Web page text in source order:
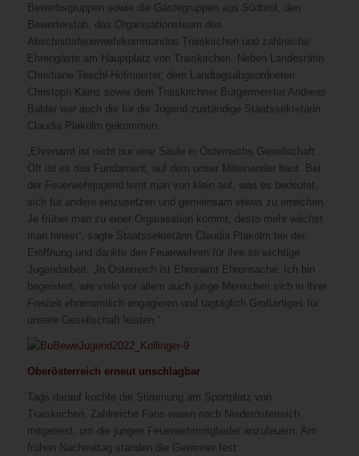
Bewerbsgruppen sowie die Gästegruppen aus Südtirol, den
Bewerterstab, das Organisationsteam des
Abschnittsfeuerwehrkommandos Traiskirchen und zahlreiche
Ehrengäste am Hauptplatz von Traiskirchen. Neben Landesrätin
Christiane Teschl-Hofmeister, dem Landtagsabgeordneten
Christoph Kainz sowie dem Traiskirchner Bürgermeister Andreas
Babler war auch die für die Jugend zuständige Staatssekretärin
Claudia Plakolm gekommen.
„Ehrenamt ist nicht nur eine Säule in Österreichs Gesellschaft.
Oft ist es das Fundament, auf dem unser Miteinander baut. Bei
der Feuerwehrjugend lernt man von klein auf, was es bedeutet,
sich für andere einzusetzen und gemeinsam etwas zu erreichen.
Je früher man zu einer Organisation kommt, desto mehr wächst
man hinein“, sagte Staatssekretärin Claudia Plakolm bei der
Eröffnung und dankte den Feuerwehren für ihre so wichtige
Jugendarbeit. „In Österreich ist Ehrenamt Ehrensache. Ich bin
begeistert, wie viele vor allem auch junge Menschen sich in ihrer
Freizeit ehrenamtlich engagieren und tagtäglich Großartiges für
unsere Gesellschaft leisten.“
Oberösterreich erneut unschlagbar
Tags darauf kochte die Stimmung am Sportplatz von
Traiskirchen. Zahlreiche Fans waren nach Niederösterreich
mitgereist, um die jungen Feuerwehrmitglieder anzufeuern. Am
frühen Nachmittag standen die Gewinner fest: